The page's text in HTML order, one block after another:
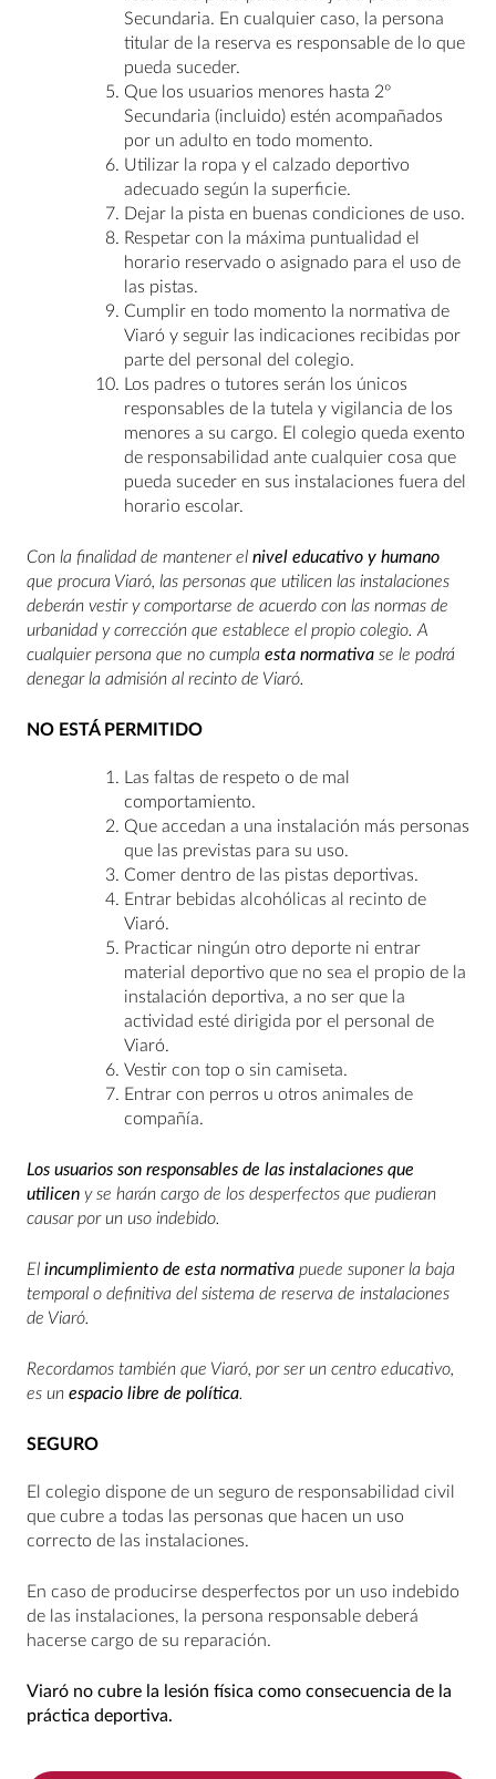
Secundaria. En cualquier caso, la persona
titular de la reserva es responsable de lo que
pueda suceder.
Que los usuarios menores hasta 2º
Secundaria (incluido) estén acompañados
por un adulto en todo momento.
Utilizar la ropa y el calzado deportivo
adecuado según la superficie.
Dejar la pista en buenas condiciones de uso.
Respetar con la máxima puntualidad el
horario reservado o asignado para el uso de
las pistas.
Cumplir en todo momento la normativa de
Viaró y seguir las indicaciones recibidas por
parte del personal del colegio.
Los padres o tutores serán los únicos
responsables de la tutela y vigilancia de los
menores a su cargo. El colegio queda exento
de responsabilidad ante cualquier cosa que
pueda suceder en sus instalaciones fuera del
horario escolar.
Con la finalidad de mantener el nivel educativo y humano
que procura Viaró, las personas que utilicen las instalaciones
deberán vestir y comportarse de acuerdo con las normas de
urbanidad y corrección que establece el propio colegio. A
cualquier persona que no cumpla esta normativa se le podrá
denegar la admisión al recinto de Viaró.
NO ESTÁ PERMITIDO
Las faltas de respeto o de mal
comportamiento.
Que accedan a una instalación más personas
que las previstas para su uso.
Comer dentro de las pistas deportivas.
Entrar bebidas alcohólicas al recinto de
Viaró.
Practicar ningún otro deporte ni entrar
material deportivo que no sea el propio de la
instalación deportiva, a no ser que la
actividad esté dirigida por el personal de
Viaró.
Vestir con top o sin camiseta.
Entrar con perros u otros animales de
compañía.
Los usuarios son responsables de las instalaciones que
utilicen y se harán cargo de los desperfectos que pudieran
causar por un uso indebido.
El incumplimiento de esta normativa puede suponer la baja
temporal o definitiva del sistema de reserva de instalaciones
de Viaró.
Recordamos también que Viaró, por ser un centro educativo,
es un espacio libre de política.
SEGURO
El colegio dispone de un seguro de responsabilidad civil
que cubre a todas las personas que hacen un uso
correcto de las instalaciones.
En caso de producirse desperfectos por un uso indebido
de las instalaciones, la persona responsable deberá
hacerse cargo de su reparación.
Viaró no cubre la lesión física como consecuencia de la
práctica deportiva.